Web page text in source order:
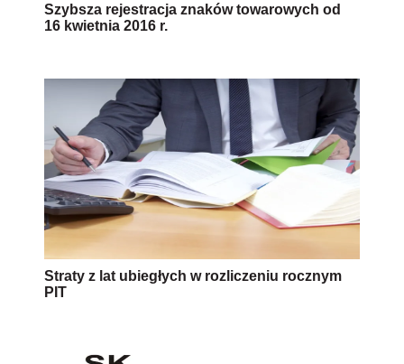
Szybsza rejestracja znaków towarowych od
16 kwietnia 2016 r.
Straty z lat ubiegłych w rozliczeniu rocznym
PIT